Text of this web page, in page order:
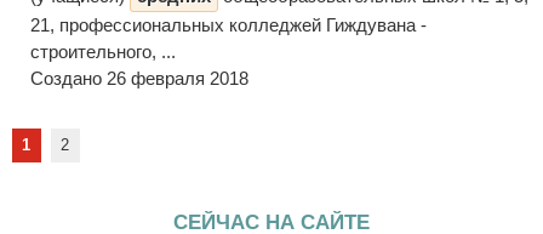
21, профессиональных колледжей Гиждувана -
строительного, ...
Создано 26 февраля 2018
1 2
СЕЙЧАС НА САЙТЕ